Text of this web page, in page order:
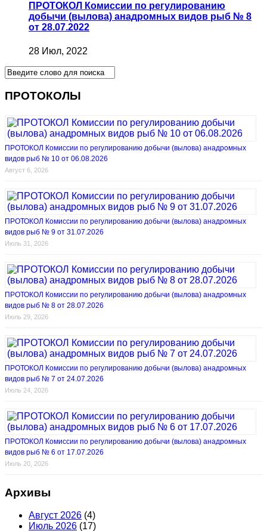
ПРОТОКОЛ Комиссии по регулированию
добычи (вылова) анадромных видов рыб № 8
от 28.07.2022
28 Июл, 2022
ПРОТОКОЛЫ
ПРОТОКОЛ Комиссии по регулированию добычи (вылова) анадромных
видов рыб № 10 от 06.08.2026
Август 6, 2026
ПРОТОКОЛ Комиссии по регулированию добычи (вылова) анадромных
видов рыб № 9 от 31.07.2026
Июль 31, 2026
ПРОТОКОЛ Комиссии по регулированию добычи (вылова) анадромных
видов рыб № 8 от 28.07.2026
Июль 29, 2026
ПРОТОКОЛ Комиссии по регулированию добычи (вылова) анадромных
видов рыб № 7 от 24.07.2026
Июль 24, 2026
ПРОТОКОЛ Комиссии по регулированию добычи (вылова) анадромных
видов рыб № 6 от 17.07.2026
Июль 20, 2026
Архивы
Август 2026 (4)
Июль 2026 (17)